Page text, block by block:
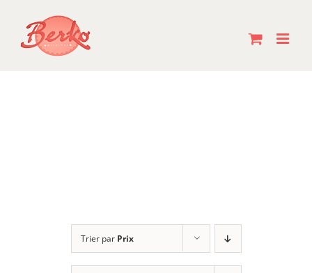
contenu
Trier par Prix